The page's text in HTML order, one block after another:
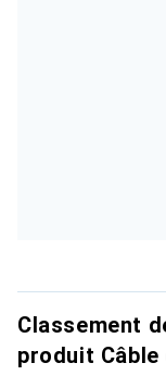
Classement
produit Câble